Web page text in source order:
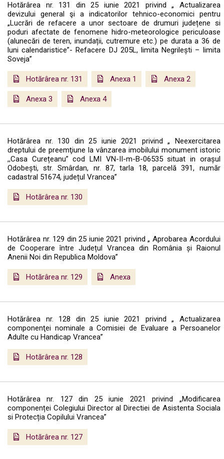
Hotărârea nr. 131 din 25 iunie 2021 privind „ Actualizarea
devizului general şi a indicatorilor tehnico-economici pentru
„Lucrări de refacere a unor sectoare de drumuri județene si
poduri afectate de fenomene hidro-meteorologice periculoase
(alunecări de teren, inundații, cutremure etc.) pe durata a 36 de
luni calendaristice”- Refacere DJ 205L, limita Negrilești – limita
Soveja”
Hotărârea nr. 131 Anexa 1 Anexa 2
Anexa 3 Anexa 4
Hotărârea nr. 130 din 25 iunie 2021 privind „ Neexercitarea
dreptului de preemţiune la vânzarea imobilului monument istoric
,,Casa Curețeanu” cod LMI VN-II-m-B-06535 situat in orașul
Odobești, str. Smârdan, nr. 87, tarla 18, parcelă 391, număr
cadastral 51674, județul Vrancea”
Hotărârea nr. 130
Hotărârea nr. 129 din 25 iunie 2021 privind „ Aprobarea Acordului
de Cooperare între Județul Vrancea din România și Raionul
Anenii Noi din Republica Moldova”
Hotărârea nr. 129 Anexa
Hotărârea nr. 128 din 25 iunie 2021 privind „ Actualizarea
componenţei nominale a Comisiei de Evaluare a Persoanelor
Adulte cu Handicap Vrancea”
Hotărârea nr. 128
Hotărârea nr. 127 din 25 iunie 2021 privind „Modificarea
componenței Colegiului Director al Directiei de Asistenta Sociala
si Protecția Copilului Vrancea”
Hotărârea nr. 127